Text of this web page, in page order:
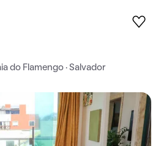
do Flamengo · Salvador